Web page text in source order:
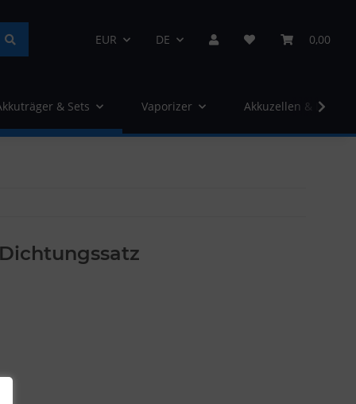
EUR DE 0,00
& Sets Vaporizer Akkuzellen &